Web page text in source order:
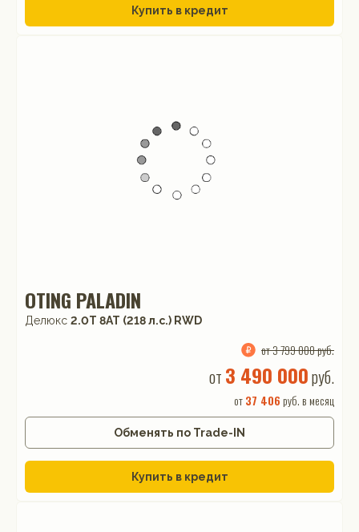
Купить в кредит
OTING PALADIN
Делюкс 2.0T 8AT (218 л.с.) RWD
от 3 799 000 руб.
от 3 490 000руб.
от37 406 руб. в месяц
Обменять по Trade-IN
Купить в кредит